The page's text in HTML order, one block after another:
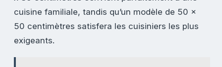
cuisine familiale, tandis qu’un modèle de 50 x
50 centimètres satisfera les cuisiniers les plus
exigeants.